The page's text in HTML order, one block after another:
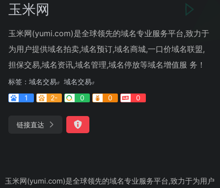
玉米网
玉米网(yumi.com)是全球领先的域名专业服务平台,致力于
为用户提供域名拍卖,域名预订,域名商城,一口价域名联盟,
担保交易,域名资讯,域名管理,域名停放等域名增值服 务！
标签： 域名交易
域名交易
1
2- 0 0 0
链接直达
玉米网(yumi.com)是全球领先的域名专业服务平台,致力于为用户